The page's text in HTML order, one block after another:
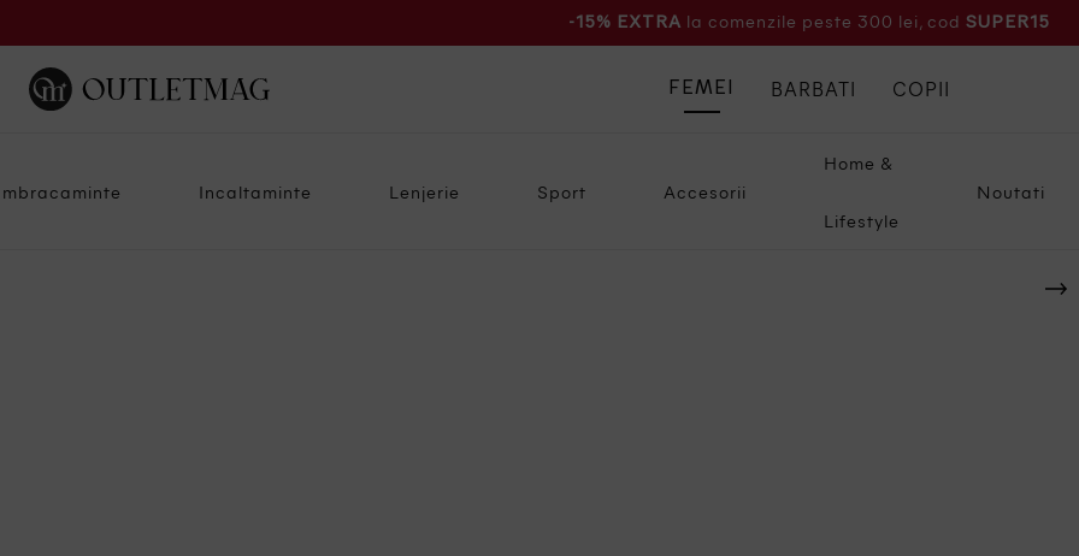
-15% EXTRA la comenzile peste 300 lei, cod SUPER15
Incaltaminte Lenjerie Sport Accesorii
Home &
Lifestyle
Noutati
FEMEI BARBATI COPII